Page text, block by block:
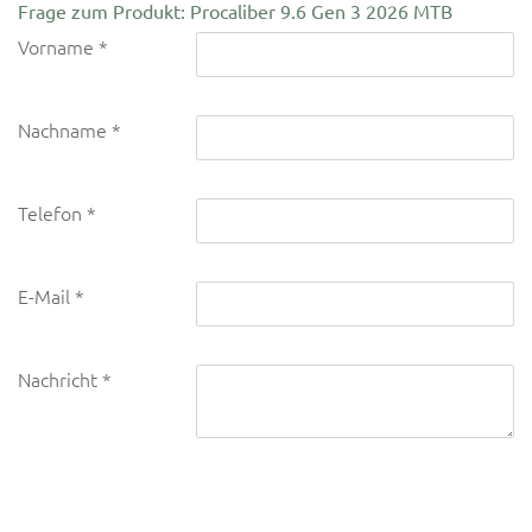
Frage zum Produkt: Procaliber 9.6 Gen 3 2026 MTB
Vorname
Nachname
Telefon
E-Mail
Nachricht